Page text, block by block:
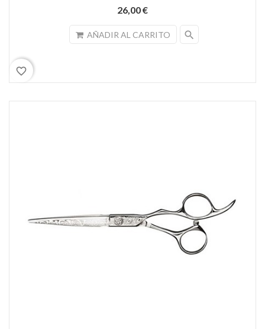
26,00 €
AÑADIR AL CARRITO search
favorite_border